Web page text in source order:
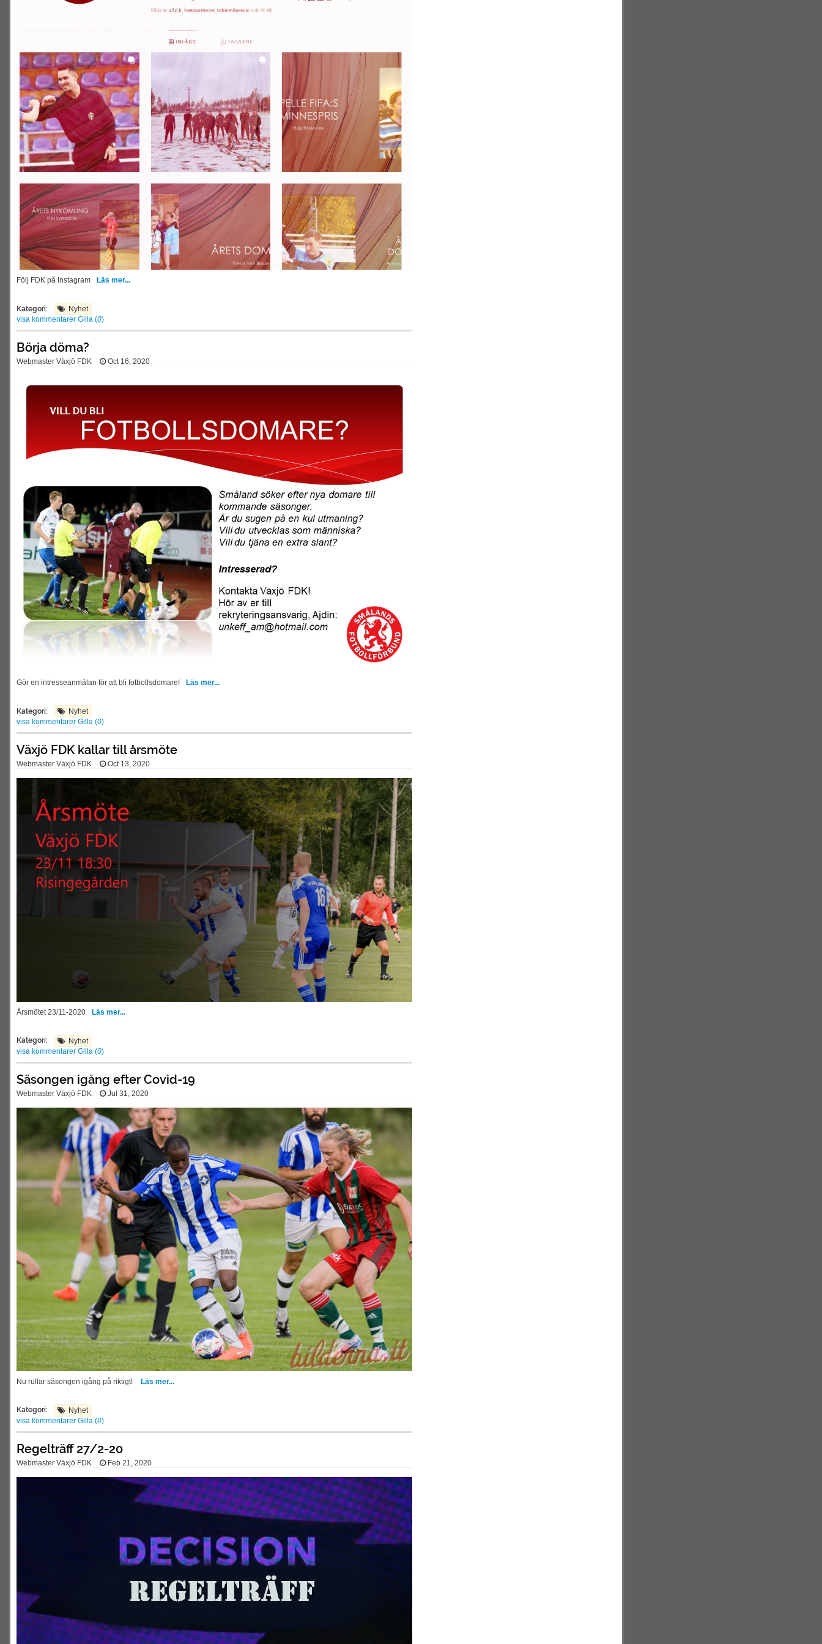
Följ FDK på Instagram Läs mer...
Kategori:
Nyhet
visa kommentarer Gilla (0)
Börja döma?
Webmaster Växjö FDK Oct 16, 2020
Gör en intresseanmälan för att bli fotbollsdomare! Läs mer...
Kategori:
Nyhet
visa kommentarer Gilla (0)
Växjö FDK kallar till årsmöte
Webmaster Växjö FDK Oct 13, 2020
Årsmötet 23/11-2020 Läs mer...
Kategori:
Nyhet
visa kommentarer Gilla (0)
Säsongen igång efter Covid-19
Webmaster Växjö FDK Jul 31, 2020
Nu rullar säsongen igång på riktigt! Läs mer...
Kategori:
Nyhet
visa kommentarer Gilla (0)
Regelträff 27/2-20
Webmaster Växjö FDK Feb 21, 2020